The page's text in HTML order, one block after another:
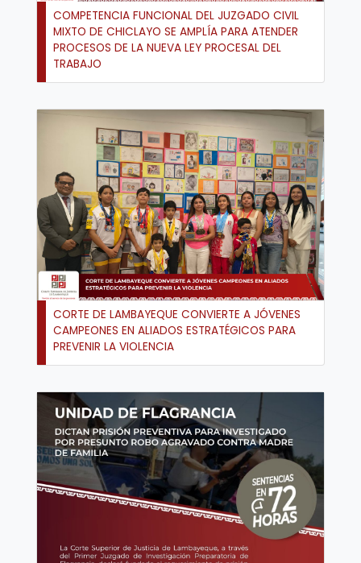
COMPETENCIA FUNCIONAL DEL JUZGADO CIVIL
MIXTO DE CHICLAYO SE AMPLÍA PARA ATENDER
PROCESOS DE LA NUEVA LEY PROCESAL DEL
TRABAJO
CORTE DE LAMBAYEQUE CONVIERTE A JÓVENES
CAMPEONES EN ALIADOS ESTRATÉGICOS PARA
PREVENIR LA VIOLENCIA